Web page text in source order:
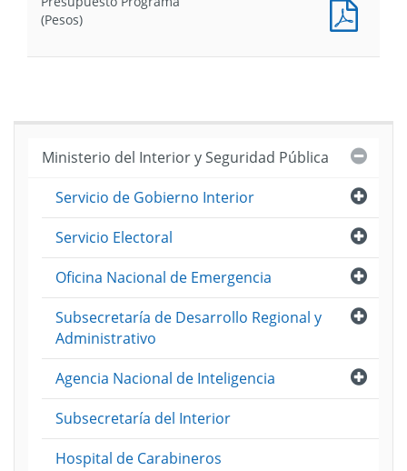
(Pesos)
Ministerio del Interior y Seguridad Pública
Abrir
Servicio de Gobierno Interior
Abrir
Servicio Electoral
Abrir
Oficina Nacional de Emergencia
Abrir
Subsecretaría de Desarrollo Regional y
Administrativo
Abrir
Agencia Nacional de Inteligencia
Subsecretaría del Interior
Hospital de Carabineros